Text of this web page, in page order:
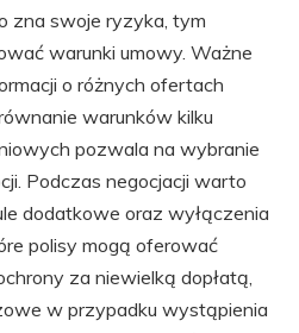
zna swoje ryzyka, tym
warunki umowy. Ważne
o różnych ofertach
warunków kilku
pozwala na wybranie
Podczas negocjacji warto
dodatkowe oraz wyłączenia
polisy mogą oferować
za niewielką dopłatą,
w przypadku wystąpienia